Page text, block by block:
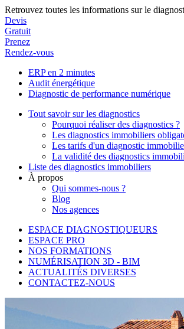
Retrouvez toutes les informations sur le
Devis
Gratuit
Prenez
Rendez-vous
ERP en 2 minutes
Audit énergétique
Diagnostic de performance numérique
Tout savoir sur les diagnostics
Pourquoi réaliser des diagnostics ?
Les diagnostics immobiliers
Les tarifs d'un diagnostic
La validité des diagnostics
Liste des diagnostics immobiliers
À propos
Qui sommes-nous ?
Blog
Nos agences
ESPACE DIAGNOSTIQUEURS
ESPACE PRO
NOS FORMATIONS
NUMÉRISATION 3D - BIM
ACTUALITÉS DIVERSES
CONTACTEZ-NOUS